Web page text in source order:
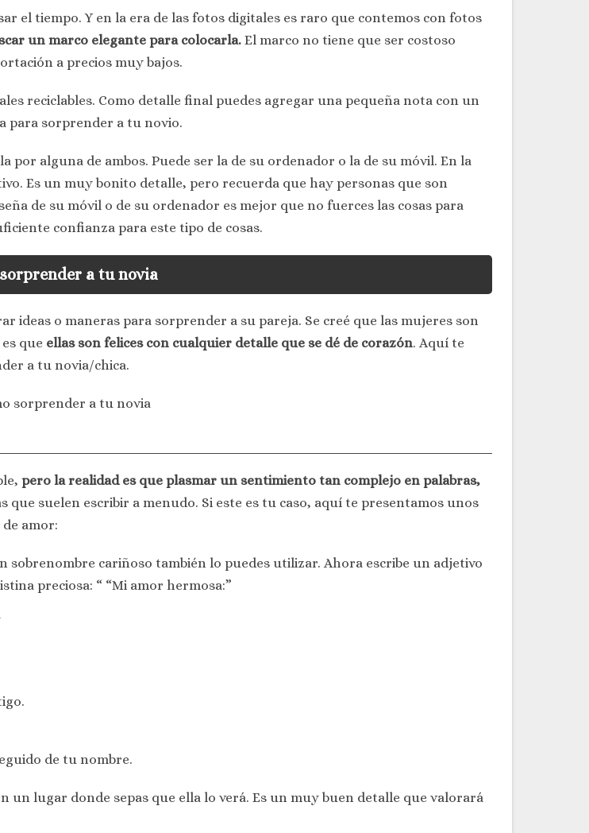
el tiempo. Y en la era de las fotos digitales es raro que contemos con fotos
un marco elegante para colocarla.El marco no tiene que ser costoso
a precios muy bajos.
reciclables. Como detalle final puedes agregar una pequeña nota con un
para sorprender a tu novio.
alguna de ambos. Puede ser la de su ordenador o la de su móvil. En la
Es un muy bonito detalle, pero recuerda que hay personas que son
de su móvil o de su ordenador es mejor que no fuerces las cosas para
confianza para este tipo de cosas.
a tu novia
ideas o maneras para sorprender a su pareja. Se creé que las mujeres son
que ellas son felices con cualquier detalle que se dé de corazón. Aquí te
a tu novia/chica.
pero la realidad es que plasmar un sentimiento tan complejo en palabras,
que suelen escribir a menudo. Si este es tu caso, aquí te presentamos unos
amor:
sobrenombre cariñoso también lo puedes utilizar. Ahora escribe un adjetivo
preciosa: “ “Mi amor hermosa:”
de tu nombre.
un lugar donde sepas que ella lo verá. Es un muy buen detalle que valorará